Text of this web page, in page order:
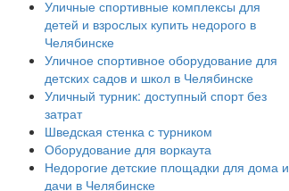
Уличные спортивные комплексы для
детей и взрослых купить недорого в
Челябинске
Уличное спортивное оборудование для
детских садов и школ в Челябинске
Уличный турник: доступный спорт без
затрат
Шведская стенка с турником
Оборудование для воркаута
Недорогие детские площадки для дома и
дачи в Челябинске